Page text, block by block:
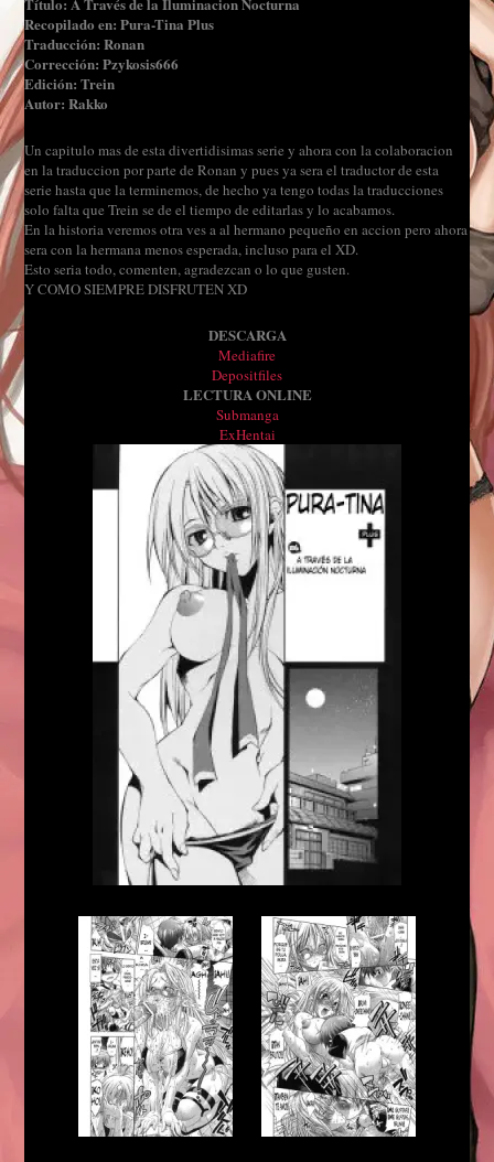
Recopilado en: Pura-Tina Plus
Traducción: Ronan
Corrección: Pzykosis666
Edición: Trein
Autor: Rakko
Un capitulo mas de esta divertidisimas serie y ahora con la colaboracion
en la traduccion por parte de Ronan y pues ya sera el traductor de esta
serie hasta que la terminemos, de hecho ya tengo todas la traducciones
solo falta que Trein se de el tiempo de editarlas y lo acabamos.
En la historia veremos otra ves a al hermano pequeño en accion pero ahora
sera con la hermana menos esperada, incluso para el XD.
Esto seria todo, comenten, agradezcan o lo que gusten.
Y COMO SIEMPRE DISFRUTEN XD
DESCARGA
Mediafire
Depositfiles
LECTURA ONLINE
Submanga
ExHentai